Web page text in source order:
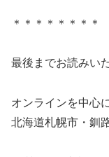
＊＊＊＊＊＊＊＊
最後までお読みい
オンラインを中心
北海道札幌市・釧